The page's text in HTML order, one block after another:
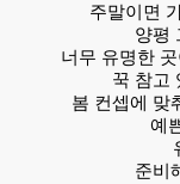
주말이면
양평
너무 유명한
꾹 참고
봄 컨셉에 맞
예
준비